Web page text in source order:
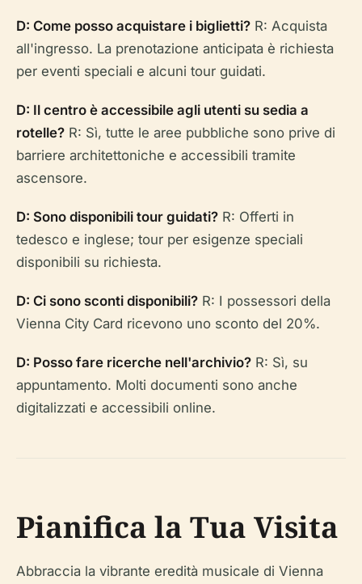
D: Come posso acquistare i biglietti? R: Acquista
all'ingresso. La prenotazione anticipata è richiesta
per eventi speciali e alcuni tour guidati.
D: Il centro è accessibile agli utenti su sedia a
rotelle? R: Sì, tutte le aree pubbliche sono prive di
barriere architettoniche e accessibili tramite
ascensore.
D: Sono disponibili tour guidati? R: Offerti in
tedesco e inglese; tour per esigenze speciali
disponibili su richiesta.
D: Ci sono sconti disponibili? R: I possessori della
Vienna City Card ricevono uno sconto del 20%.
D: Posso fare ricerche nell'archivio? R: Sì, su
appuntamento. Molti documenti sono anche
digitalizzati e accessibili online.
Pianifica la Tua Visita
Abbraccia la vibrante eredità musicale di Vienna